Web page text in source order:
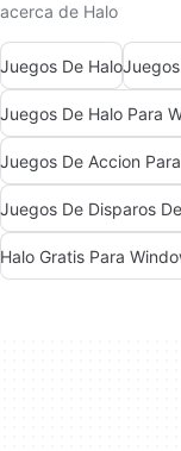
acerca de Halo
Juegos De Halo
Juegos De Halo Para
Juegos De Accion
Halo Gratis Para